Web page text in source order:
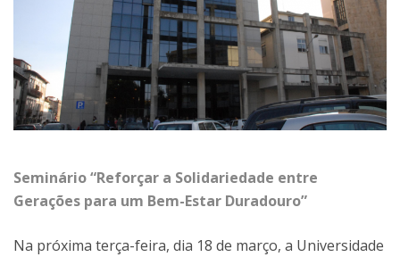
Seminário “Reforçar a Solidariedade entre
Gerações para um Bem-Estar Duradouro”
Na próxima terça-feira, dia 18 de março, a Universidade